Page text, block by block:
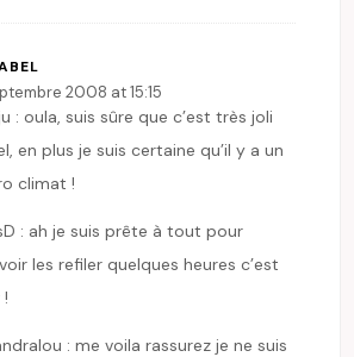
2008 at 15:15
: oula, suis sûre que c’est très joli
en plus je suis certaine qu’il y a un
climat !
: ah je suis prête à tout pour
les refiler quelques heures c’est
: me voila rassurez je ne suis